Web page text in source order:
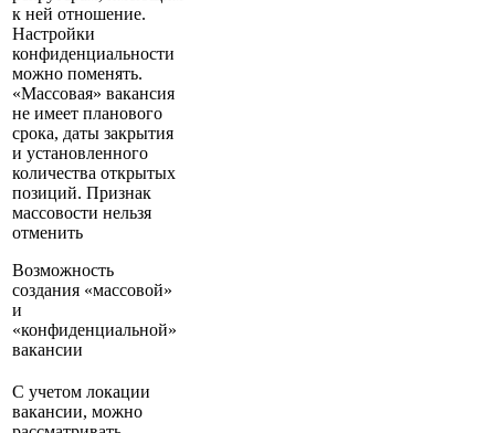
к ней отношение.
Настройки
конфиденциальности
можно поменять.
«Массовая» вакансия
не имеет планового
срока, даты закрытия
и установленного
количества открытых
позиций. Признак
массовости нельзя
отменить
Возможность
создания «массовой»
и
«конфиденциальной»
вакансии
С учетом локации
вакансии, можно